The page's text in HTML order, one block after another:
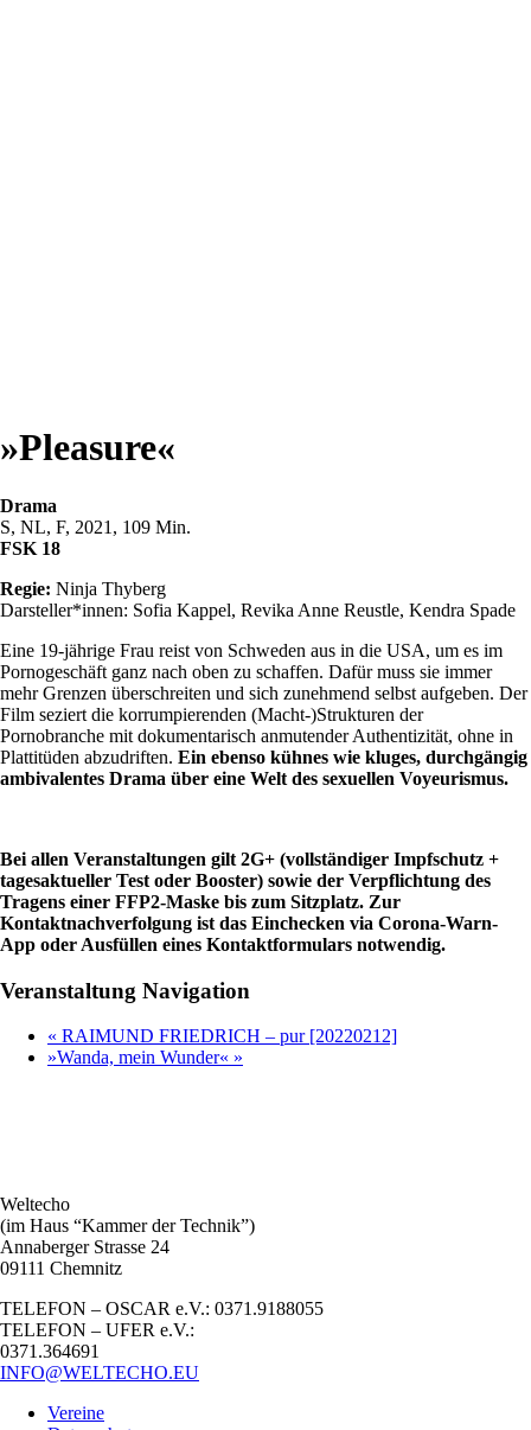
»Pleasure«
Drama
S, NL, F, 2021, 109 Min.
FSK 18
Regie: Ninja Thyberg
Darsteller*innen: Sofia Kappel, Revika Anne Reustle, Kendra Spade
Eine 19-jährige Frau reist von Schweden aus in die USA, um es im
Pornogeschäft ganz nach oben zu schaffen. Dafür muss sie immer
mehr Grenzen überschreiten und sich zunehmend selbst aufgeben. Der
Film seziert die korrumpierenden (Macht-)Strukturen der
Pornobranche mit dokumentarisch anmutender Authentizität, ohne in
Plattitüden abzudriften. Ein ebenso kühnes wie kluges, durchgängig
ambivalentes Drama über eine Welt des sexuellen Voyeurismus.
Bei allen Veranstaltungen gilt 2G+ (vollständiger Impfschutz +
tagesaktueller Test oder Booster) sowie der Verpflichtung des
Tragens einer FFP2-Maske bis zum Sitzplatz. Zur
Kontaktnachverfolgung ist das Einchecken via Corona-Warn-
App oder Ausfüllen eines Kontaktformulars notwendig.
Veranstaltung Navigation
« RAIMUND FRIEDRICH – pur [20220212]
»Wanda, mein Wunder« »
Weltecho
(im Haus “Kammer der Technik”)
Annaberger Strasse 24
09111 Chemnitz
TELEFON – OSCAR e.V.: 0371.9188055
TELEFON – UFER e.V.:
0371.364691
INFO@WELTECHO.EU
Vereine